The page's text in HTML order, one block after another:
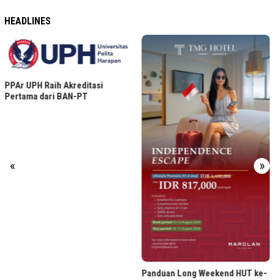
HEADLINES
« »
Panduan Long Weekend HUT ke-
ASHTA District 8 Gelar
Reimagined, Rayakan Wastra
Nusantara